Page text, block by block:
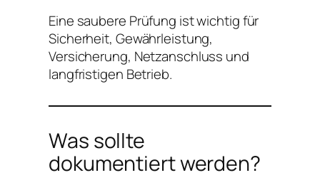
Eine saubere Prüfung ist wichtig für
Sicherheit, Gewährleistung,
Versicherung, Netzanschluss und
langfristigen Betrieb.
Was sollte
dokumentiert werden?